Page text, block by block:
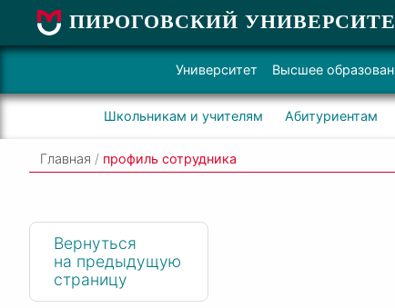
ПИРОГОВСКИЙ
Университет Высшее
Школьникам и учителям Абитуриентам
Главная / профиль сотрудника
Вернуться
на предыдущую
страницу